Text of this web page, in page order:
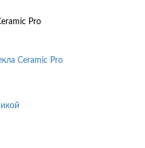
Pro
Ceramic Pro